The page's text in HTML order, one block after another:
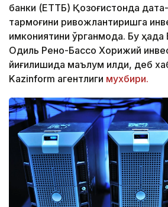
банки (ЕТТБ) Қозоғистонда
тармоғини ривожлантиришга
имкониятини ўрганмоқда. Бу
Одиль Рено-Бассо Хорижий
йиғилишида маълум қилди, деб
Kazinform агентлиги мухбири.